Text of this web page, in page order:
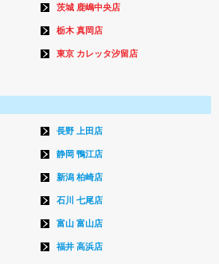
茨城 鹿嶋中央店
栃木 真岡店
東京 カレッタ汐留店
長野 上田店
静岡 鴨江店
新潟 柏崎店
石川 七尾店
富山 富山店
福井 高浜店